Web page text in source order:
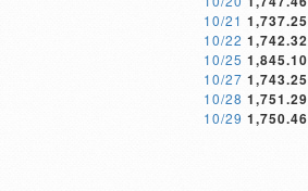
10/21 1,737.25
10/22 1,742.32
10/25 1,845.10
10/27 1,743.25
10/28 1,751.29
10/29 1,750.46